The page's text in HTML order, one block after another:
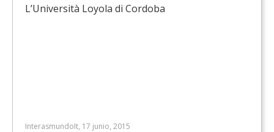
L’Università Loyola di Cordoba
InterasmundoIt, 17 junio, 2015